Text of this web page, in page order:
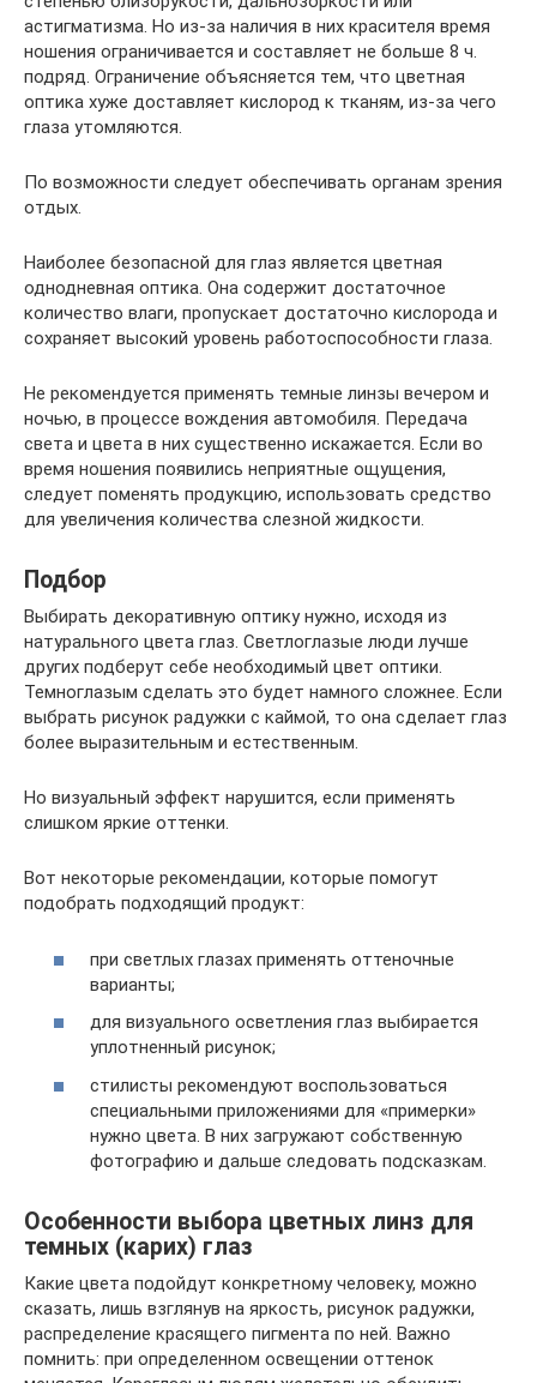
астигматизма. Но из-за наличия в них красителя время
ношения ограничивается и составляет не больше 8 ч.
подряд. Ограничение объясняется тем, что цветная
оптика хуже доставляет кислород к тканям, из-за чего
глаза утомляются.
По возможности следует обеспечивать органам зрения
отдых.
Наиболее безопасной для глаз является цветная
однодневная оптика. Она содержит достаточное
количество влаги, пропускает достаточно кислорода и
сохраняет высокий уровень работоспособности глаза.
Не рекомендуется применять темные линзы вечером и
ночью, в процессе вождения автомобиля. Передача
света и цвета в них существенно искажается. Если во
время ношения появились неприятные ощущения,
следует поменять продукцию, использовать средство
для увеличения количества слезной жидкости.
Подбор
Выбирать декоративную оптику нужно, исходя из
натурального цвета глаз. Светлоглазые люди лучше
других подберут себе необходимый цвет оптики.
Темноглазым сделать это будет намного сложнее. Если
выбрать рисунок радужки с каймой, то она сделает глаз
более выразительным и естественным.
Но визуальный эффект нарушится, если применять
слишком яркие оттенки.
Вот некоторые рекомендации, которые помогут
подобрать подходящий продукт:
при светлых глазах применять оттеночные
варианты;
для визуального осветления глаз выбирается
уплотненный рисунок;
стилисты рекомендуют воспользоваться
специальными приложениями для «примерки»
нужно цвета. В них загружают собственную
фотографию и дальше следовать подсказкам.
Особенности выбора цветных линз для
темных (карих) глаз
Какие цвета подойдут конкретному человеку, можно
сказать, лишь взглянув на яркость, рисунок радужки,
распределение красящего пигмента по ней. Важно
помнить: при определенном освещении оттенок